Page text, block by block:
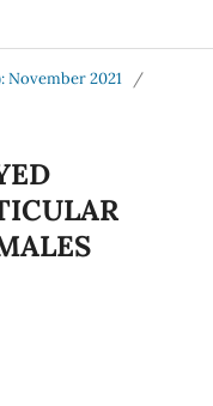
November 2021
/